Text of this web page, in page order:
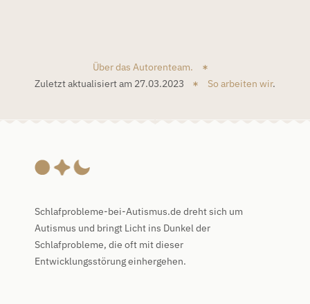
Über das Autorenteam.
Zuletzt aktualisiert am 27.03.2023
So arbeiten wir.
Schlafprobleme-bei-Autismus.de dreht sich um
Autismus und bringt Licht ins Dunkel der
Schlafprobleme, die oft mit dieser
Entwicklungsstörung einhergehen.